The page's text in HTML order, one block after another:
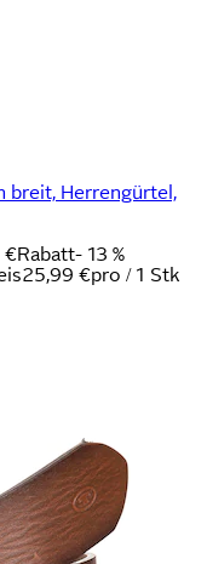
breit, Herrengürtel,
€Rabatt- 13 %
25,99 €pro / 1 Stk